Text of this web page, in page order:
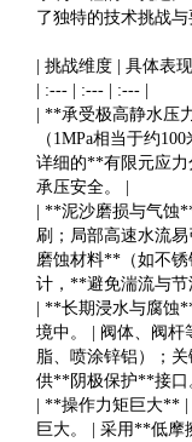
了独特的技术挑战与
| 挑战维度 | 具体表
| :--- | :--- | :--- |
| **承受极高静水压
（1MPa相当于约
详细的**有限元应
承压安全。 |
| **泥沙磨损与气蚀
刷；局部高速水流
磨蚀材料**（如不
计，**避免湍流与
| **长期浸水与腐蚀
境中。 | 阀体、阀
脂、喷涂锌铝）；
供**阴极保护**接口
| **操作力矩巨大** |
巨大。 | 采用**低摩